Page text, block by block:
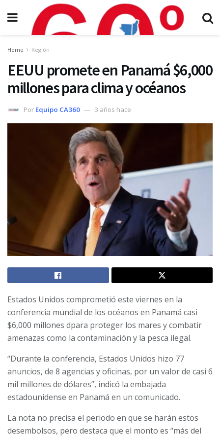
Home Región
EEUU promete en Panamá $6,000
millones para clima y océanos
Por Equipo CA360 3 años hace
Estados Unidos comprometió este viernes en la
conferencia mundial de los océanos en Panamá casi
$6,000 millones dpara proteger los mares y combatir
amenazas como la contaminación y la pesca ilegal.
“Durante la conferencia, Estados Unidos hizo 77
anuncios, de 8 agencias y oficinas, por un valor de casi 6
mil millones de dólares”, indicó la embajada
estadounidense en Panamá en un comunicado.
La nota no precisa el periodo en que se harán estos
desembolsos, pero destaca que el monto es “más del